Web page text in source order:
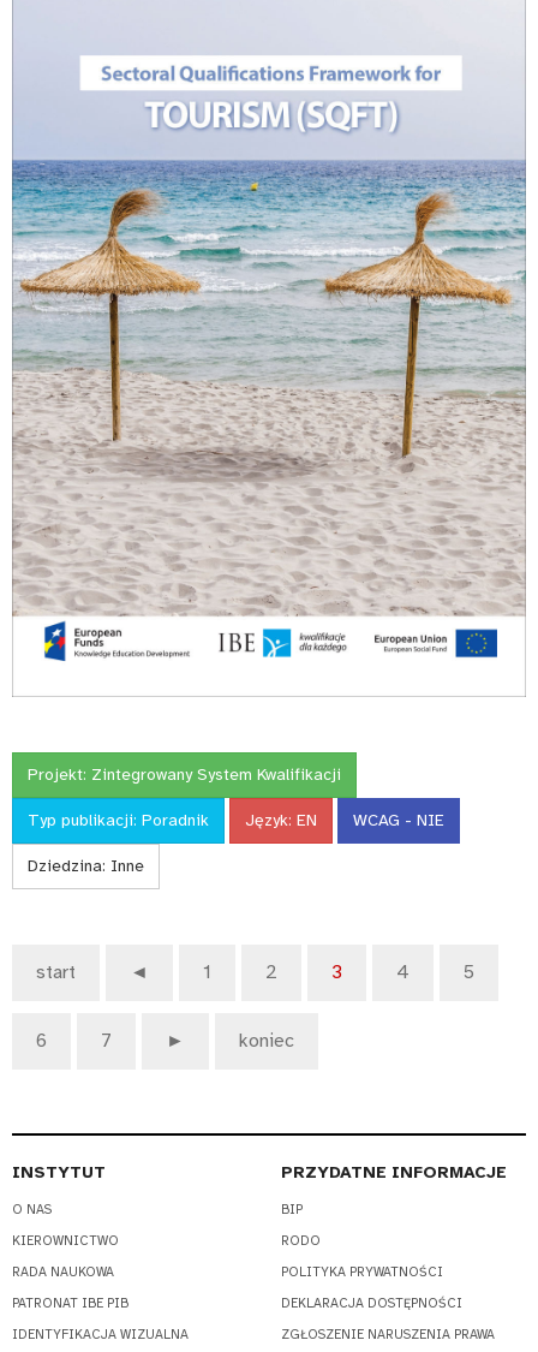
Projekt: Zintegrowany System Kwalifikacji
Typ publikacji: Poradnik Język: EN WCAG - NIE
Dziedzina: Inne
start ◄ 1 2 3 4 5
6 7 ► koniec
INSTYTUT
O NAS
KIEROWNICTWO
RADA NAUKOWA
PATRONAT IBE PIB
IDENTYFIKACJA WIZUALNA
PRZYDATNE INFORMACJE
BIP
RODO
POLITYKA PRYWATNOŚCI
DEKLARACJA DOSTĘPNOŚCI
ZGŁOSZENIE NARUSZENIA PRAWA